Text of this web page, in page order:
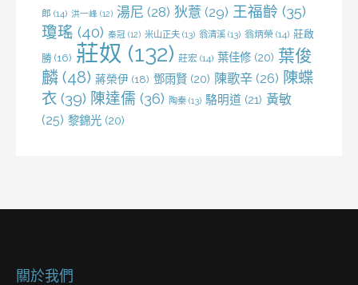
郎 (14) 洪一峰 (12) 湯尼 (28) 狄薏 (29) 王福齡 (35)
瓊瑤 (40) 秦冠 (12) 米山正夫 (13) 翁清溪 (13) 翁炳榮 (14) 莊啟
勝 (16) 莊奴 (132) 莊宏 (14) 葉佳修 (20) 葉俊
麟 (48) 蔣榮伊 (18) 鄧雨賢 (20) 陳歌辛 (26) 陳蝶
衣 (39) 陳達儒 (36) 陶秦 (13) 駱明道 (21) 黃敏
(25) 黎錦光 (20)
關於我們